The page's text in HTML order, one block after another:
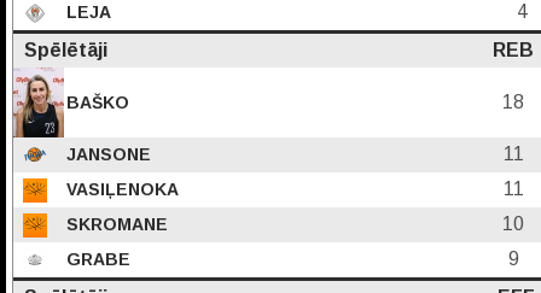
LEJA
4
Spēlētāji
REB
BAŠKO 18
JANSONE 11
VASIĻENOKA 11
SKROMANE 10
GRABE
9